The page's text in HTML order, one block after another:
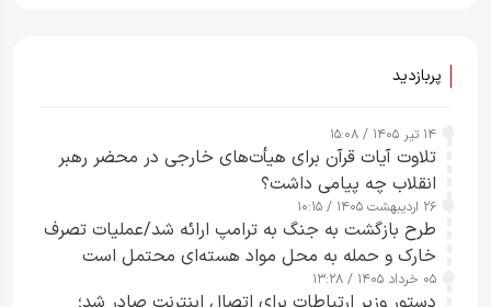
پربازدید
۱۴ تیر ۱۴۰۵ / ۱۵:۰۸
تلاوت آیات قرآن برای هیأت‌های خارجی در محضر رهبر
انقلاب چه پیامی داشت؟
۲۶ اردیبهشت ۱۴۰۵ / ۱۰:۱۵
طرح‌ بازگشت به جنگ به ترامپ ارائه شد/عملیات تصرف
خارک و حمله به محل مواد هسته‌ای محتمل است
۰۵ خرداد ۱۴۰۵ / ۱۳:۲۸